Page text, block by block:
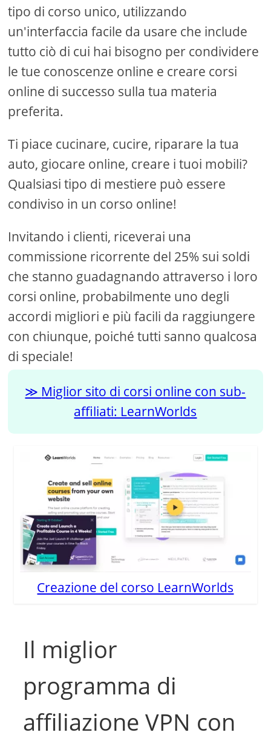
tipo di corso unico, utilizzando
un'interfaccia facile da usare che include
tutto ciò di cui hai bisogno per condividere
le tue conoscenze online e creare corsi
online di successo sulla tua materia
preferita.
Ti piace cucinare, cucire, riparare la tua
auto, giocare online, creare i tuoi mobili?
Qualsiasi tipo di mestiere può essere
condiviso in un corso online!
Invitando i clienti, riceverai una
commissione ricorrente del 25% sui soldi
che stanno guadagnando attraverso i loro
corsi online, probabilmente uno degli
accordi migliori e più facili da raggiungere
con chiunque, poiché tutti sanno qualcosa
di speciale!
Miglior sito di corsi online con sub-
affiliati: LearnWorlds
Creazione del corso LearnWorlds
Il miglior
programma di
affiliazione VPN con